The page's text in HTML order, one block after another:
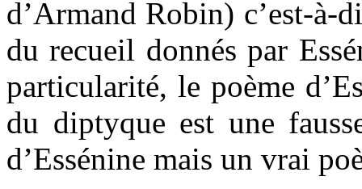
d’Armand Robin) c’est-à-
du recueil donnés par
particularité, le poème
du diptyque est une
d’Essénine mais un vrai